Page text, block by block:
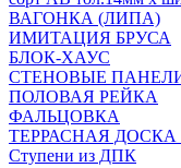
ВАГОНКА (ЛИПА)
ИМИТАЦИЯ БРУСА
БЛОК-ХАУС
СТЕНОВЫЕ
ПОЛОВАЯ РЕЙКА
ФАЛЬЦОВКА
ТЕРРАСНАЯ
Ступени из ДПК